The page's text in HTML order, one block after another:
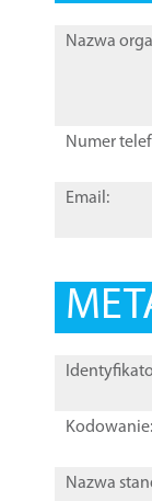
Nazwa
Numer
Email:
Kodowanie:
Nazwa